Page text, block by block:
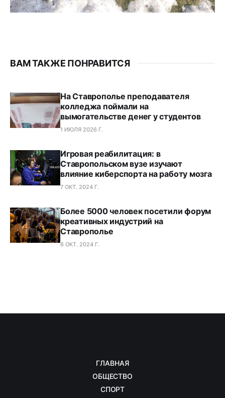
ВАМ ТАКЖЕ ПОНРАВИТСЯ
На Ставрополье преподавателя
колледжа поймали на
вымогательстве денег у студентов
1 ИЮЛЯ 2026 Г.
Игровая реабилитация: в
Ставропольском вузе изучают
влияние киберспорта на работу мозга
7 ОКТ. 2024 Г.
Более 5000 человек посетили форум
креативных индустрий на
Ставрополье
6 ОКТ. 2024 Г.
ГЛАВНАЯ
ОБЩЕСТВО
СПОРТ